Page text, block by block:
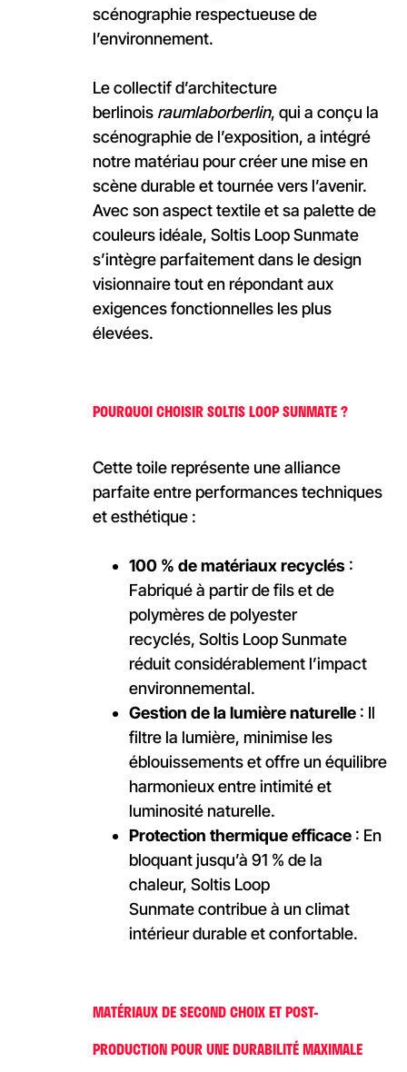
scénographie respectueuse de
l’environnement.
Le collectif d’architecture
berlinois raumlaborberlin, qui a conçu la
scénographie de l’exposition, a intégré
notre matériau pour créer une mise en
scène durable et tournée vers l’avenir.
Avec son aspect textile et sa palette de
couleurs idéale, Soltis Loop Sunmate
s’intègre parfaitement dans le design
visionnaire tout en répondant aux
exigences fonctionnelles les plus
élevées.
POURQUOI CHOISIR SOLTIS LOOP SUNMATE ?
Cette toile représente une alliance
parfaite entre performances techniques
et esthétique :
100 % de matériaux recyclés:
Fabriqué à partir de fils et de
polymères de polyester
recyclés, Soltis Loop Sunmate
réduit considérablement l’impact
environnemental.
Gestion de la lumière naturelle: Il
filtre la lumière, minimise les
éblouissements et offre un équilibre
harmonieux entre intimité et
luminosité naturelle.
Protection thermique efficace: En
bloquant jusqu’à 91 % de la
chaleur, Soltis Loop
Sunmatecontribue à un climat
intérieur durable et confortable.
MATÉRIAUX DE SECOND CHOIX ET POST-
PRODUCTION POUR UNE DURABILITÉ MAXIMALE